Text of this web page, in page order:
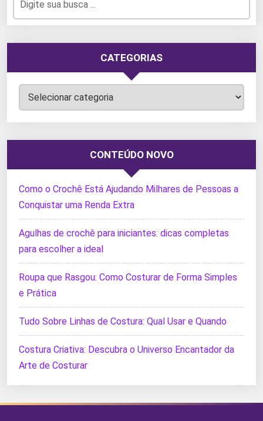
CATEGORIAS
Categorias
CONTEÚDO NOVO
Como o Crochê Está Ajudando Milhares de Pessoas a
Conquistar uma Renda Extra
Agulhas de crochê para iniciantes: dicas completas
para escolher a ideal
Roupa que Rasgou: Como Costurar de Forma Simples
e Prática
Tudo Sobre Linhas de Costura: Qual Usar e Quando
Costura Criativa: Descubra o Universo Encantador da
Arte de Costurar